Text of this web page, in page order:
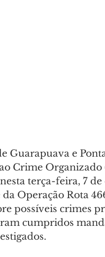
Guarapuava e
Crime
terça-feira, 7
da Operação Rota
possíveis crimes
cumpridos